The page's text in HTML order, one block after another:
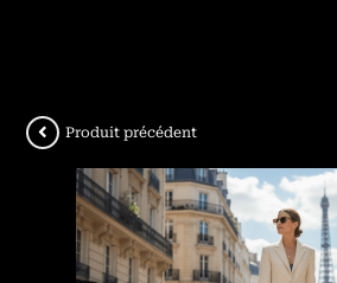
Produit précédent